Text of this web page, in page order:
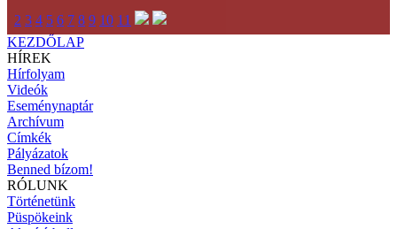
2 3 4 5 6 7 8 9 10 11
KEZDŐLAP
HÍREK
Hírfolyam
Videók
Eseménynaptár
Archívum
Címkék
Pályázatok
Benned bízom!
RÓLUNK
Történetünk
Püspökeink